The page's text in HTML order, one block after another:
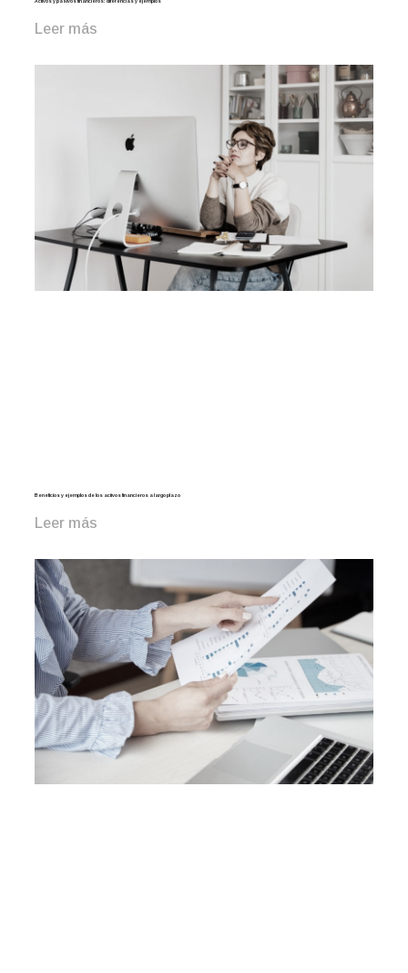
Leer más
Beneficios y ejemplos de los activos financieros a largo plazo
Leer más